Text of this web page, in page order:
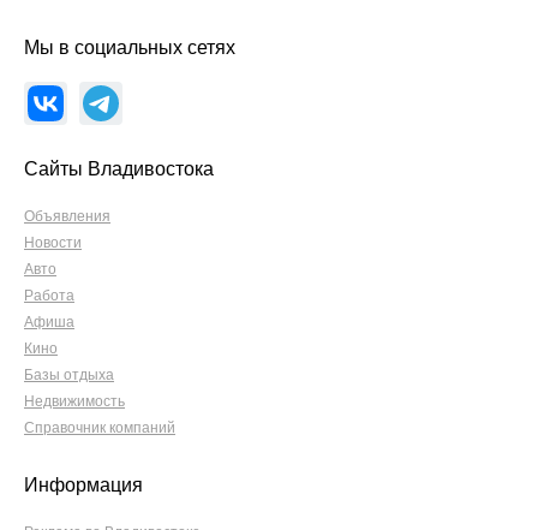
Мы в социальных сетях
Сайты Владивостока
Объявления
Новости
Авто
Работа
Афиша
Кино
Базы отдыха
Недвижимость
Справочник компаний
Информация